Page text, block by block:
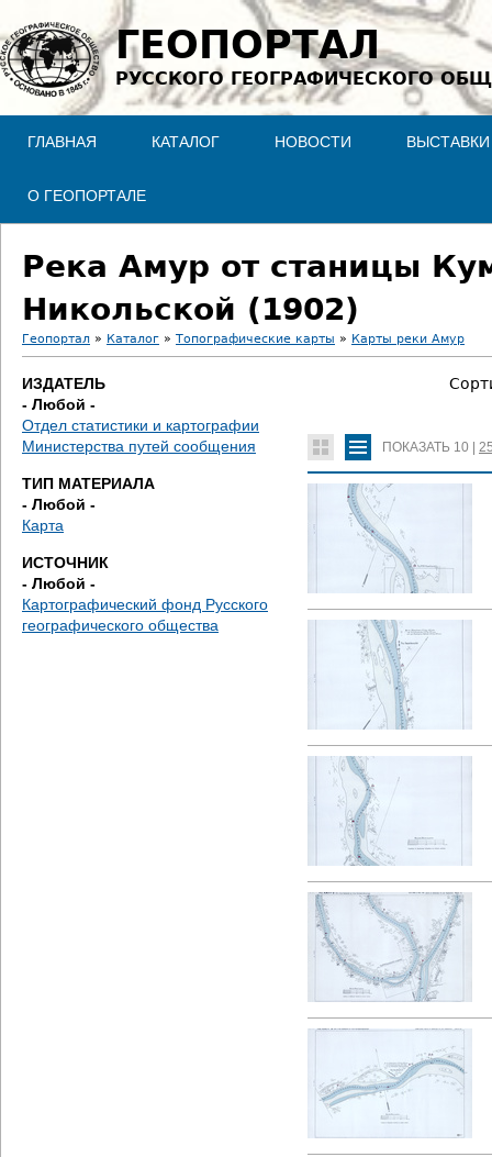
Jump to navigation
ГЕОПОРТАЛ
РУССКОГО ГЕОГРАФИЧЕСКОГО
ГЛАВНАЯ КАТАЛОГ НОВОСТИ ВЫСТАВКИ
О ГЕОПОРТАЛЕ
Река Амур от станицы
Никольской (1902)
В
ы
з
д
с
ь
Геопортал » Каталог » Топографические карты » Карты реки Амур
ИЗДАТЕЛЬ
- Любой -
Отдел статистики и картографии
Министерства путей сообщения
ТИП МАТЕРИАЛА
- Любой -
Карта
ИСТОЧНИК
- Любой -
Картографический фонд Русского
географического общества
ПОКАЗАТЬ 10